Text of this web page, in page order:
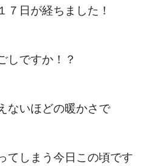
７日が経ちました！
しですか！？
ないほどの暖かさで
てしまう今日この頃です